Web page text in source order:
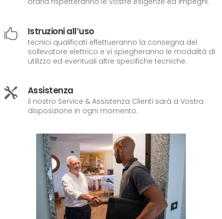
 Istruzioni all’uso
tecnici qualificati effettueranno la consegna del
sollevatore elettrico e vi spiegheranno le modalità di
utilizzo ed eventuali altre specifiche tecniche.
 Assistenza
il nostro Service & Assistenza Clienti sarà a Vostra
disposizione in ogni momento.